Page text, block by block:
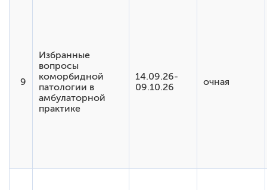
9
Избранные
вопросы
коморбидной
патологии в
амбулаторной
практике
14.09.26-
09.10.26
очная